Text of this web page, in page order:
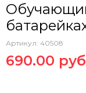
Артикул: 40508
690.00 руб